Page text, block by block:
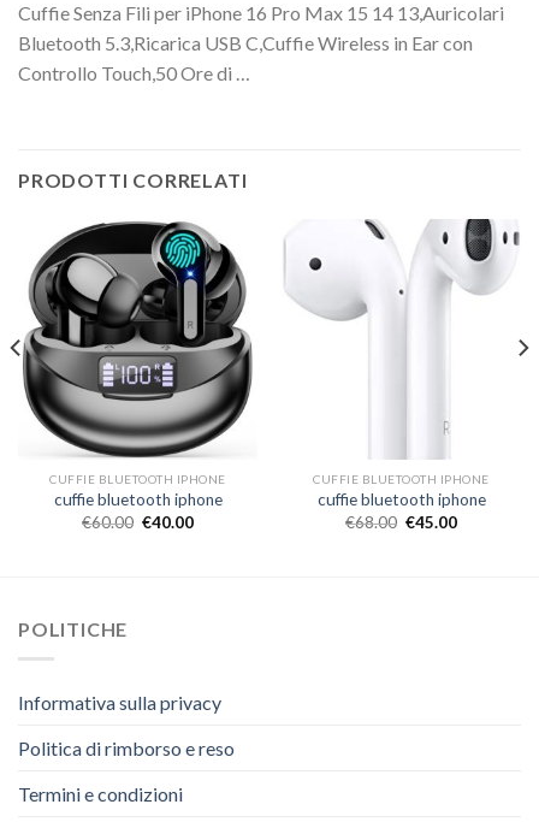
Cuffie Senza Fili per iPhone 16 Pro Max 15 14 13,Auricolari
Bluetooth 5.3,Ricarica USB C,Cuffie Wireless in Ear con
Controllo Touch,50 Ore di …
PRODOTTI CORRELATI
CUFFIE BLUETOOTH IPHONE
cuffie bluetooth iphone
€60.00 €40.00
CUFFIE BLUETOOTH IPHONE
cuffie bluetooth iphone
€68.00 €45.00
POLITICHE
Informativa sulla privacy
Politica di rimborso e reso
Termini e condizioni